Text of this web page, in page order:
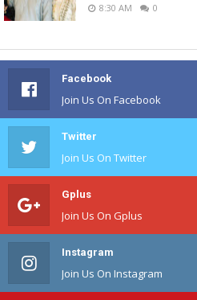
8:30 AM 0
Facebook
Join Us On Facebook
Twitter
Join Us On Twitter
Gplus
Join Us On Gplus
Instagram
Join Us On Instagram